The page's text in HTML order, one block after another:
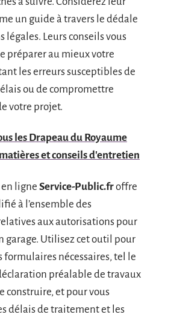
un guide à travers le dédale
légales. Leurs conseils vous
préparer au mieux votre
les erreurs susceptibles de
ou de compromettre
votre projet.
les Drapeau du Royaume
et conseils d'entretien
ligne Service-Public.froffre
à l’ensemble des
aux autorisations pour
garage. Utilisez cet outil pour
formulaires nécessaires, tel le
préalable de travaux
construire, et pour vous
délais de traitement et les